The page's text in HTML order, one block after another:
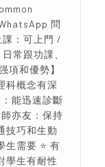
問
：可上門 /
常跟功課、
項和優勢】
科概念有深
能迅速診斷
亦友：保持
技巧和生動
生需要 ⭐️ 有
學生有耐性